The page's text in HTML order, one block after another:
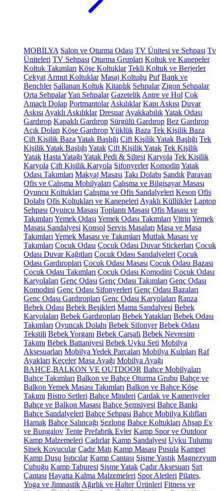
MOBİLYA Salon ve Oturma Odası TV Ünitesi ve Sehpası Tv
Üniteleri TV Sehpası Oturma Grupları Koltuk ve Kanepeler
Koltuk Takımları Köşe Koltuklar Tekli Koltuk ve Berjerler
Çekyat Armut Koltuklar Masaj Koltuğu Puf Bank ve
Benchler Sallanan Koltuk Kitaplık Sehpalar Zigon Sehpalar
Orta SehpalarYan Sehpalar Gazetelik Antre ve Hol Çok
Amaçlı Dolap Portmantolar Askılıklar Kapı Askısı Duvar
Askısı Ayaklı Askılıklar Dresuar AyakkabılıkYatak Odası
Gardırop Kapaklı Gardırop Sürgülü Gardırop Bez Gardırop
Açık Dolap Köşe GardıropYüklük Baza Tek Kişilik Baza
Çift Kişilik Baza Yatak Başlığı Çift Kişilik Yatak Başlığı Tek
Kişilik Yatak Başlığı Yatak Çift Kişilik Yatak Tek Kişilik
Yatak Hasta Yatağı Yatak Pedi & Şiltesi Karyola Tek Kişilik
Karyola Çift Kişilik Karyola Şifonyerler Komodin Yatak
Odası Takımları Makyaj Masası Takı Dolabı Sandık Paravan
Ofis ve Çalışma Mobilyaları Çalışma ve Bilgisayar Masası
Oyuncu Koltukları Çalışma ve Ofis Sandalyeleri Keson Ofis
Dolabı Ofis Koltukları ve Kanepeleri Ayaklı Küllükler Laptop
Sehpası Oyuncu Masası Toplantı Masası Ofis Masası ve
Takımları Yemek Odası Yemek Odası Takımları Vitrin Yemek
Masası Sandalyesi Konsol Servis Masaları Masa ve Masa
Takımları Yemek Masası ve Takımları Mutfak Masası ve
Takımları Çocuk Odası Çocuk Odası Duvar Stickerları Çocuk
Odası Duvar Kağıtları Çocuk Odası Sandalyeleri Çocuk
Odası Gardıropları Çocuk Odası Masası Çocuk Odası Bazası
Çocuk Odası Takımları Çocuk Odası Komodini Çocuk Odası
Karyolaları Genç Odası Genç Odası Takımları Genç Odası
Komodini Genç Odası Şifonyerleri Genç Odası Bazaları
Genç Odası Gardıropları Genç Odası Karyolaları Ranza
Bebek Odası Bebek Beşikleri Mama Sandalyesi Bebek
Karyolaları Bebek Gardıropları Bebek Yatakları Bebek Odası
Takımları Oyuncak Dolabı Bebek Şifonyer Bebek Odası
Tekstili Bebek Yorganı Bebek Çarşafı Bebek Nevresim
Takımı Bebek Battaniyesi Bebek Uyku Seti Mobilya
Aksesuarları Mobilya Yedek Parçaları Mobilya Kulpları Raf
Ayakları Keçeler Masa Ayağı Mobilya Ayağı
BAHÇE,BALKON VE OUTDOOR Bahçe Mobilyaları
Bahçe Takımları Balkon ve Bahçe Oturma Grubu Bahçe ve
Balkon Yemek Masası Takımları Balkon ve Bahçe Köşe
Takımı Bistro Setleri Bahçe Minderi Çardak ve Kameriyeler
Bahçe ve Balkon Masası Bahçe Şemsiyesi Bahçe Bankı
Bahçe Sandalyeleri Bahçe Sehpası Bahçe Mobilya Kılıfları
Hamak Bahçe Salıncağı Şezlong Bahçe Koltukları Ahşap Ev
ve Bungalov Tente Prefabrik Evler Kamp Spor ve Outdoor
Kamp Malzemeleri Çadırlar Kamp Sandalyesi Uyku Tulumu
Sinek Kovucular Çadır Matı Kamp Masası Pusula Kampet
Kamp Duşu Isıtıcılar Kamp Çantası Şişme Yastık Magnezyum
Çubuğu Kamp Taburesi Şişme Yatak Çadır Aksesuarı Sırt
Çantası Hayatta Kalma Malzemeleri Spor Aletleri Pilates,
Yoga ve Jimnastik Ağırlık ve Halter Ürünleri Fitness ve